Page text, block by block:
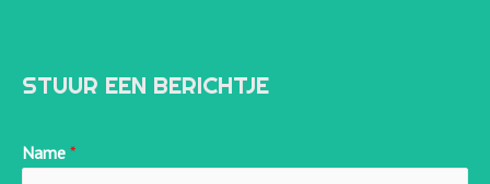
STUUR EEN BERICHTJE
Name *